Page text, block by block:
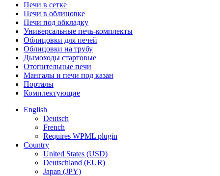
Печи в сетке
Печи в облицовке
Печи под обкладку
Универсальные печь-комплекты
Облицовки для печей
Облицовки на трубу
Дымоходы стартовые
Отопительные печи
Мангалы и печи под казан
Порталы
Комплектующие
English
Deutsch
French
Requires WPML plugin
Country
United States (USD)
Deutschland (EUR)
Japan (JPY)